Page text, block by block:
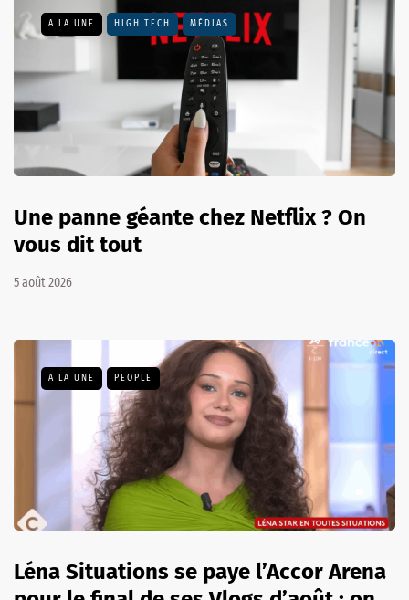
A LA UNE HIGH TECH MÉDIAS
Une panne géante chez Netflix ? On
vous dit tout
5 août 2026
A LA UNE PEOPLE
Léna Situations se paye l’Accor Arena